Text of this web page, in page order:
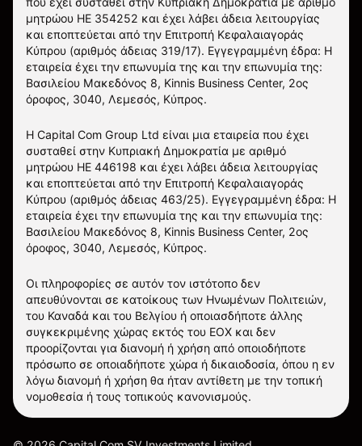
μητρώου HE 354252 και έχει λάβει άδεια λειτουργίας
και εποπτεύεται από την Επιτροπή Κεφαλαιαγοράς
Κύπρου (αριθμός άδειας 319/17). Εγγεγραμμένη έδρα: Η
εταιρεία έχει την επωνυμία της και την επωνυμία της:
Βασιλείου Μακεδόνος 8, Kinnis Business Center, 2ος
όροφος, 3040, Λεμεσός, Κύπρος.
Η Capital Com Group Ltd είναι μια εταιρεία που έχει
συσταθεί στην Κυπριακή Δημοκρατία με αριθμό
μητρώου ΗΕ 446198 και έχει λάβει άδεια λειτουργίας
και εποπτεύεται από την Επιτροπή Κεφαλαιαγοράς
Κύπρου (αριθμός άδειας 463/25). Εγγεγραμμένη έδρα: Η
εταιρεία έχει την επωνυμία της και την επωνυμία της:
Βασιλείου Μακεδόνος 8, Kinnis Business Center, 2ος
όροφος, 3040, Λεμεσός, Κύπρος.
Οι πληροφορίες σε αυτόν τον ιστότοπο δεν
απευθύνονται σε κατοίκους των Ηνωμένων Πολιτειών,
του Καναδά και του Βελγίου ή οποιασδήποτε άλλης
συγκεκριμένης χώρας εκτός του ΕΟΧ και δεν
προορίζονται για διανομή ή χρήση από οποιοδήποτε
πρόσωπο σε οποιαδήποτε χώρα ή δικαιοδοσία, όπου η εν
λόγω διανομή ή χρήση θα ήταν αντίθετη με την τοπική
νομοθεσία ή τους τοπικούς κανονισμούς.